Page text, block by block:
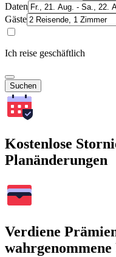
Daten
Gäste
Ich reise geschäftlich
Suchen
Kostenlose
Planänderungen
Verdiene